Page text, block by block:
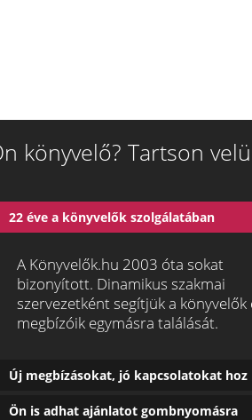
könyvelő? Tartson
22 éve a könyvelők szolgálatában
A Könyvelők.hu 2003 óta sokat
bizonyított. Dinamikus szakmai
szervezetként segítjük a könyvelők
megbízóik egymásra találását.
Új megbízásokat, jó kapcsolatokat hoz
Ön is adhat ajánlatot gombnyomásra